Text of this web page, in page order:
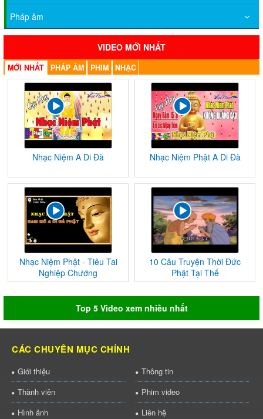
Pháp âm
VIDEO MỚI NHẤT
MỚI NHẤT PHÁP ÂM PHIM NHẠC
Nhạc Niệm A Di Đà Nhạc Niệm Phật A Di Đà
Nhạc Niệm Phật - Tiêu Tai
Nghiệp Chướng
10 Câu Truyện Thời Đức
Phật Tại Thế
Top 5 Video xem nhiều nhất
CÁC CHUYÊN MỤC CHÍNH
Giới thiệu
Thông tin
Thành viên
Phim video
Hình ảnh
Liên hệ